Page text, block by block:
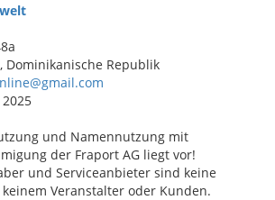
Dominikanische Republik
und Namennutzung mit
der Fraport AG liegt vor!
und Serviceanbieter sind keine
Veranstalter oder Kunden.